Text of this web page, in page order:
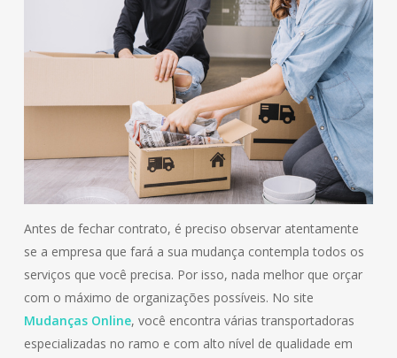
Antes de fechar contrato, é preciso observar atentamente
se a empresa que fará a sua mudança contempla todos os
serviços que você precisa. Por isso, nada melhor que orçar
com o máximo de organizações possíveis. No site
Mudanças Online, você encontra várias transportadoras
especializadas no ramo e com alto nível de qualidade em